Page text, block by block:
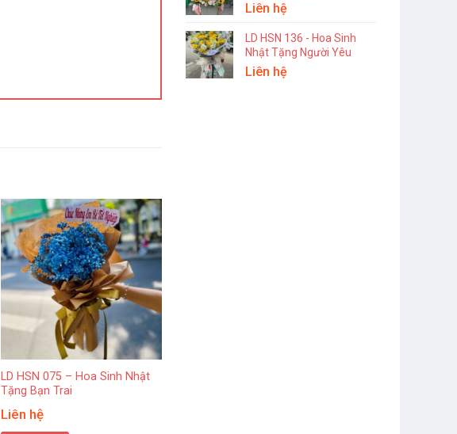
Liên hệ
LD HSN 136 - Hoa Sinh
Nhật Tặng Người Yêu
Liên hệ
LD HSN 075 – Hoa Sinh Nhật
Tặng Bạn Trai
Liên hệ